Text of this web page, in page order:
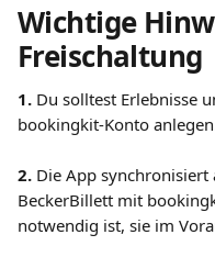
Wichtige
Freischaltung
1. Du solltest Erlebnisse
bookingkit-Konto
2. Die App synchronisiert
BeckerBillett mit
notwendig ist, sie im